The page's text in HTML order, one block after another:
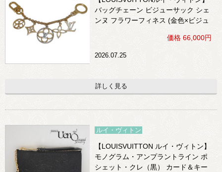
バッグチェーン ビジューサック シェ
ンヌ フラワーフィネス (金色×ビジュ
ー)
価格 66,000円
2026.07.25
詳しく見る
ルイ・ヴィトン
【LOUISVUITTON ルイ・ヴィトン】
モノグラム・アンプラントライン ポ
シェット・クレ（黒） カード＆キー